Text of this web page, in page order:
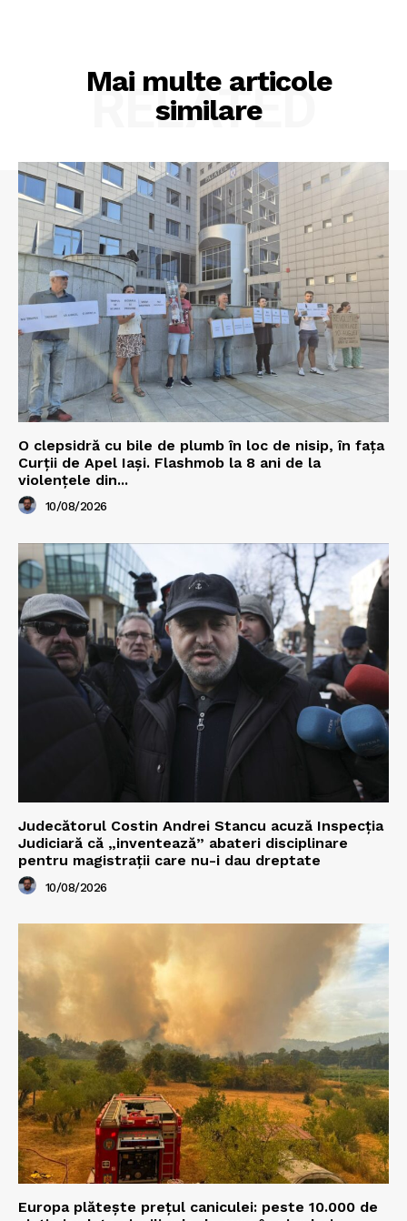
Mai multe articole
similare
RELATED
O clepsidră cu bile de plumb în loc de nisip, în fața
Curții de Apel Iași. Flashmob la 8 ani de la
violențele din...
10/08/2026
Judecătorul Costin Andrei Stancu acuză Inspecția
Judiciară că „inventează” abateri disciplinare
pentru magistrații care nu-i dau dreptate
10/08/2026
Europa plătește prețul caniculei: peste 10.000 de